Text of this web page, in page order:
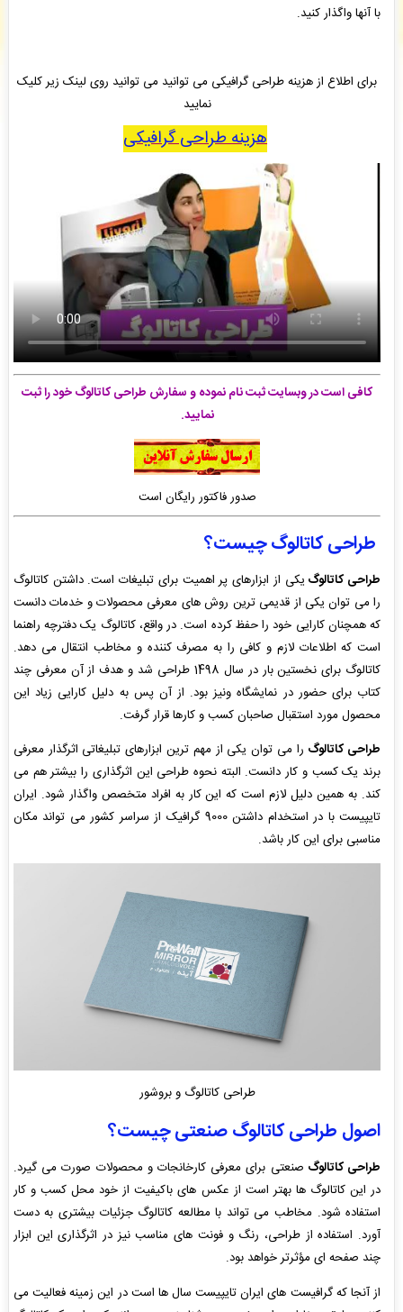
محدثه پهلوانی : سفارش چاپ و نشر کتاب شما بررسی و پیش فاکتور برای شما صادر گردید. -
انتشارات ارشدان: سفارش طراحی جلد کتاب شما ثبت شد به زودی توسط اپراتور بررسی خواهد
با آنها واگذار کنید.
برای اطلاع از هزینه طراحی گرافیکی می توانید می توانید روی لینک زیر کلیک
نمایید
هزینه طراحی گرافیکی
کافی است در وبسایت ثبت نام نموده و سفارش طراحی کاتالوگ خود را ثبت
نمایید.
صدور فاکتور رایگان است
طراحی کاتالوگ چیست؟
طراحی کاتالوگ یکی از ابزارهای پر اهمیت برای تبلیغات است. داشتن کاتالوگ
را می توان یکی از قدیمی ترین روش های معرفی محصولات و خدمات دانست
که همچنان کارایی خود را حفظ کرده است. در واقع، کاتالوگ یک دفترچه راهنما
است که اطلاعات لازم و کافی را به مصرف کننده و مخاطب انتقال می دهد.
کاتالوگ برای نخستین بار در سال 1498 طراحی شد و هدف از آن معرفی چند
کتاب برای حضور در نمایشگاه ونیز بود. از آن پس به دلیل کارایی زیاد این
محصول مورد استقبال صاحبان کسب و کارها قرار گرفت.
طراحی کاتالوگ را می توان یکی از مهم ترین ابزارهای تبلیغاتی اثرگذار معرفی
برند یک کسب و کار دانست. البته نحوه طراحی این اثرگذاری را بیشتر هم می
کند. به همین دلیل لازم است که این کار به افراد متخصص واگذار شود. ایران
تایپیست با در استخدام داشتن 9000 گرافیک از سراسر کشور می تواند مکان
مناسبی برای این کار باشد.
طراحی کاتالوگ و بروشور
اصول طراحی کاتالوگ صنعتی چیست؟
طراحی کاتالوگ صنعتی برای معرفی کارخانجات و محصولات صورت می گیرد.
در این کاتالوگ ها بهتر است از عکس های باکیفیت از خود محل کسب و کار
استفاده شود. مخاطب می تواند با مطالعه کاتالوگ جزئیات بیشتری به دست
آورد. استفاده از طراحی، رنگ و فونت های مناسب نیز در اثرگذاری این ابزار
چند صفحه ای مؤثرتر خواهد بود.
از آنجا که گرافیست های ایران تایپیست سال ها است در این زمینه فعالیت می